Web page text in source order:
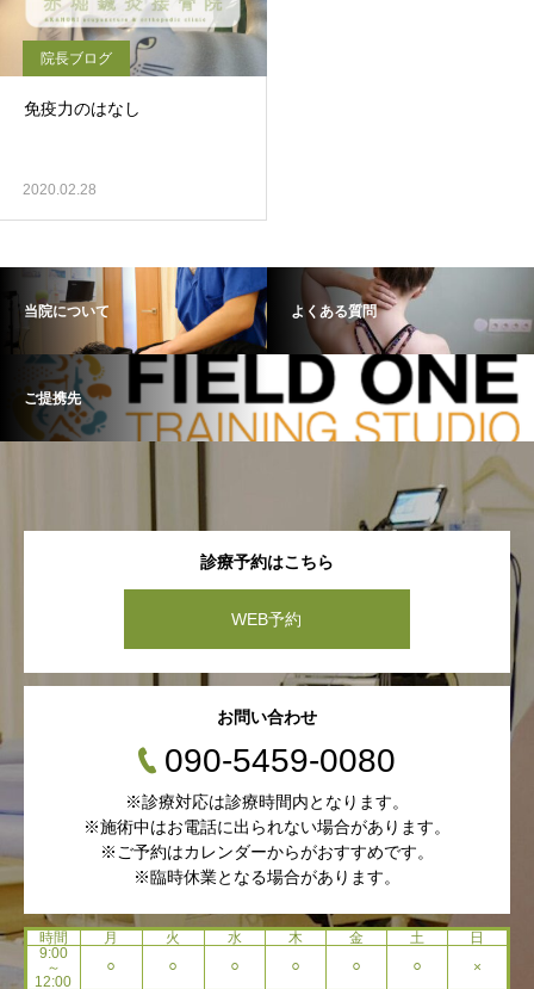
院長ブログ
免疫力のはなし
2020.02.28
当院について よくある質問
ご提携先
診療予約はこちら
WEB予約
お問い合わせ
090-5459-0080
※診療対応は診療時間内となります。
※施術中はお電話に出られない場合があります。
※ご予約はカレンダーからがおすすめです。
※臨時休業となる場合があります。
時間 月 火 水 木 金 土
日
9:00
～
12:00
⚪︎ ⚪︎ ⚪︎ ⚪︎ ⚪︎ ⚪︎
×